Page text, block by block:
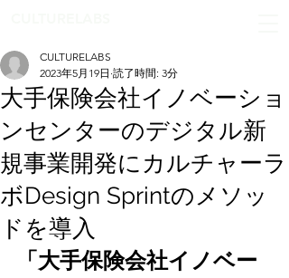
大手保険会社イノベーショ
ンセンターのデジタル新
規事業開発にカルチャーラ
ボDesign Sprintのメソッ
ドを導入
CULTURELABS
2023年5月19日 読了時間: 3分
「大手保険会社イノベー